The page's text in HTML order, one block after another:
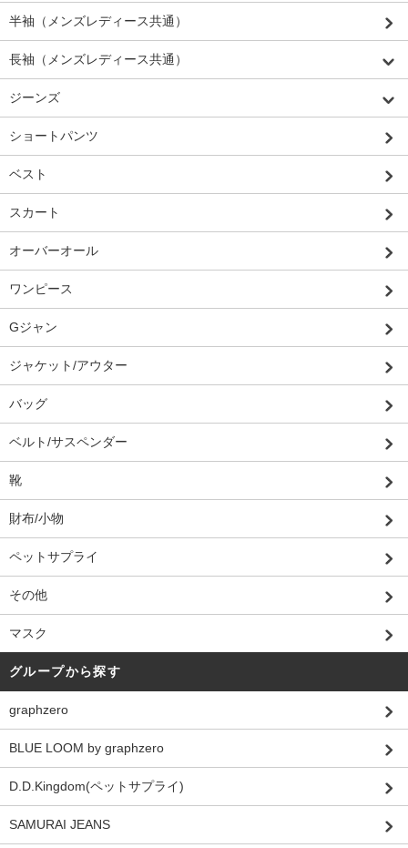
半袖（メンズレディース共通）
長袖（メンズレディース共通）
ジーンズ
ショートパンツ
ベスト
スカート
オーバーオール
ワンピース
Gジャン
ジャケット/アウター
バッグ
ベルト/サスペンダー
靴
財布/小物
ペットサプライ
その他
マスク
グループから探す
graphzero
BLUE LOOM by graphzero
D.D.Kingdom(ペットサプライ)
SAMURAI JEANS